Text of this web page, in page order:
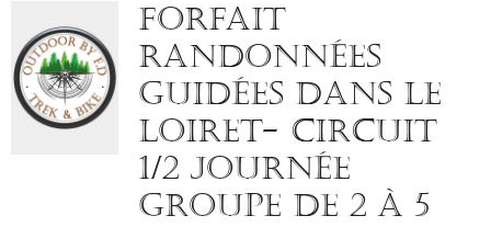
FORFAIT
RANDONNÉES
GUIDÉES DANS LE
LOIRET- Circuit
1/2 journée
groupe de 2 à 5